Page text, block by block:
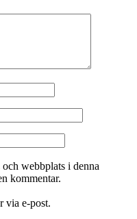
webbplats i denna
kommentar.
via e-post.